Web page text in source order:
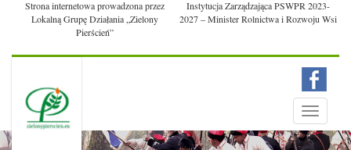
Strona internetowa prowadzona przez
Lokalną Grupę Działania „Zielony
Pierścień”
Instytucja Zarządzająca PSWPR 2023-
2027 – Minister Rolnictwa i Rozwoju Wsi
Toggle
Menu